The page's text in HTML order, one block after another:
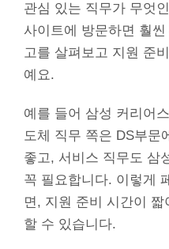
관심 있는 직무가 무엇
사이트에 방문하면 훨
고를 살펴보고 지원 준
예요.
예를 들어 삼성 커리어
도체 직무 쪽은 DS부문
좋고, 서비스 직무도 삼
꼭 필요합니다. 이렇게
면, 지원 준비 시간이
할 수 있습니다.